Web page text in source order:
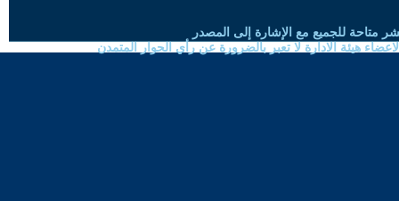
متاحة للجميع مع الإشارة إلى المصدر
هيئة الادارة لا تعبر بالضرورة عن رأي الحوار المتمدن